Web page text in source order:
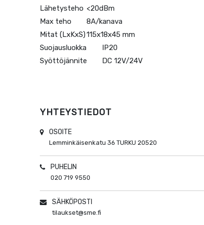
Lähetysteho <20dBm
Max teho
8A/kanava
Mitat (LxKxS)115x18x45 mm
Suojausluokka
IP20
Syöttöjännite
DC 12V/24V
YHTEYSTIEDOT
OSOITE
Lemminkäisenkatu 36 TURKU 20520
PUHELIN
020 719 9550
SÄHKÖPOSTI
tilaukset@sme.fi